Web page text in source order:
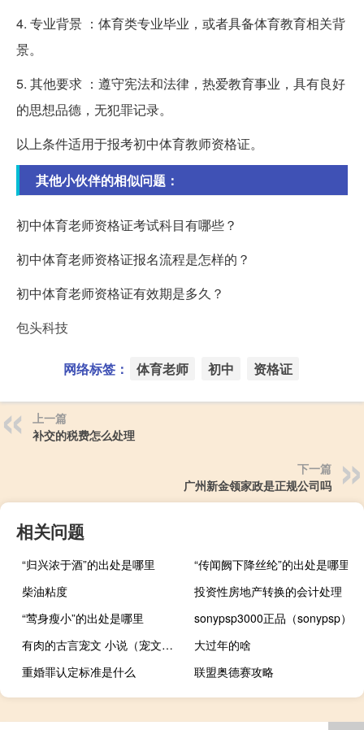
4. 专业背景 ：体育类专业毕业，或者具备体育教育相关背
景。
5. 其他要求 ：遵守宪法和法律，热爱教育事业，具有良好
的思想品德，无犯罪记录。
以上条件适用于报考初中体育教师资格证。
其他小伙伴的相似问题：
初中体育老师资格证考试科目有哪些？
初中体育老师资格证报名流程是怎样的？
初中体育老师资格证有效期是多久？
包头科技
网络标签： 体育老师 初中 资格证
上一篇
补交的税费怎么处理
下一篇
广州新金领家政是正规公司吗
相关问题
“归兴浓于酒”的出处是哪里
“传闻阙下降丝纶”的出处是哪里
柴油粘度
投资性房地产转换的会计处理
“莺身瘦小”的出处是哪里
sonypsp3000正品（sonypsp）
有肉的古言宠文 小说（宠文肉多无虐）
大过年的啥
重婚罪认定标准是什么
联盟奥德赛攻略